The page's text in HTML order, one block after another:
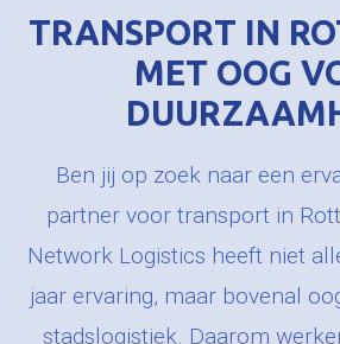
TRANSPORT IN
MET OOG
Ben jij op zoek naar een
partner voor transport in
Network Logistics heeft niet
jaar ervaring, maar bovenal
stadslogistiek. Daarom